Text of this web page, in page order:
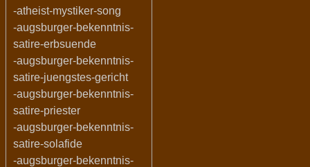
-atheist-mystiker-song
-augsburger-bekenntnis-
satire-erbsuende
-augsburger-bekenntnis-
satire-juengstes-gericht
-augsburger-bekenntnis-
satire-priester
-augsburger-bekenntnis-
satire-solafide
-augsburger-bekenntnis-